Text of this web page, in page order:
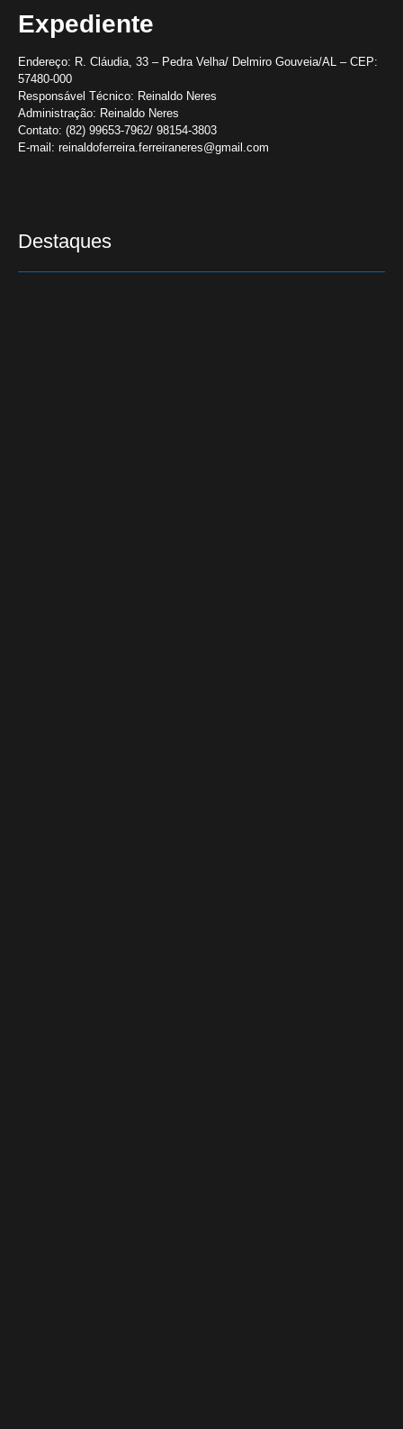
Expediente
Endereço: R. Cláudia, 33 – Pedra Velha/ Delmiro Gouveia/AL – CEP:
57480-000
Responsável Técnico: Reinaldo Neres
Administração: Reinaldo Neres
Contato: (82) 99653-7962/ 98154-3803
E-mail: reinaldoferreira.ferreiraneres@gmail.com
Destaques